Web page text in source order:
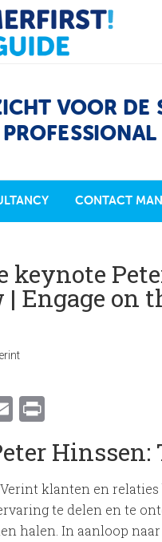
VOOR DE
CONTACT
keynote
Engage on
Email
klanten en
te delen en te
halen. In aanloop